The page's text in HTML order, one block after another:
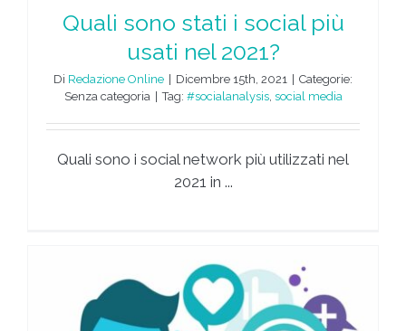
Quali sono stati i social più
usati nel 2021?
Di Redazione Online | Dicembre 15th, 2021 | Categorie:
Senza categoria | Tag: #socialanalysis, social media
Quali sono i social network più utilizzati nel
2021 in ...